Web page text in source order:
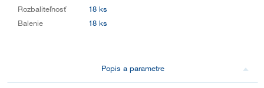
Rozbaliteľnosť
18 ks
Balenie
18 ks
Popis a parametre